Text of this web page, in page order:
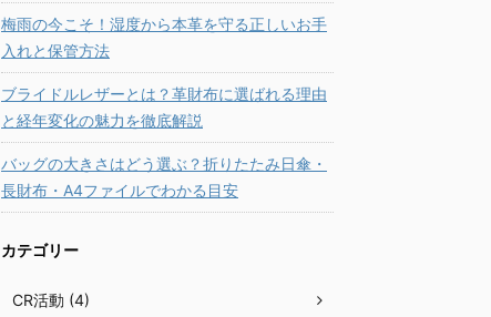
梅雨の今こそ！湿度から本革を守る正しいお手
入れと保管方法
ブライドルレザーとは？革財布に選ばれる理由
と経年変化の魅力を徹底解説
バッグの大きさはどう選ぶ？折りたたみ日傘・
長財布・A4ファイルでわかる目安
カテゴリー
CR活動 (4)